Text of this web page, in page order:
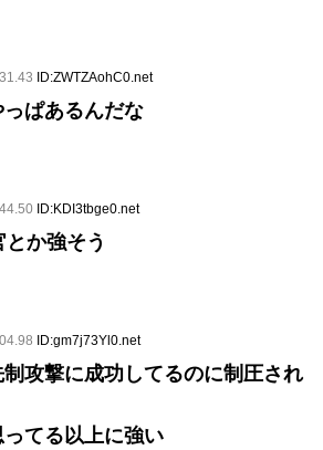
ID:ZWTZAohC0.net
ぱあるんだな
ID:KDI3tbge0.net
か強そう
ID:gm7j73Yl0.net
攻撃に成功してるのに制圧され
てる以上に強い